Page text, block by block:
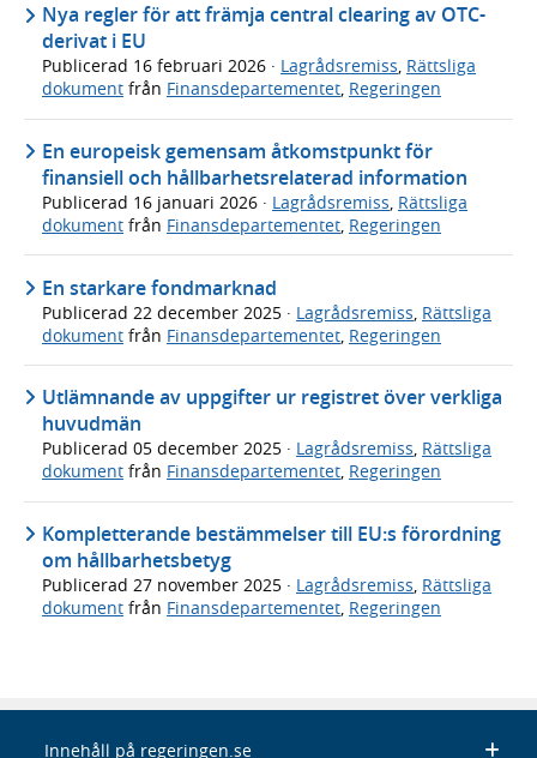
Nya regler för att främja central clearing av OTC-
derivat i EU
Publicerad 16 februari 2026 · Lagrådsremiss, Rättsliga
dokument från Finansdepartementet, Regeringen
En europeisk gemensam åtkomstpunkt för
finansiell och hållbarhetsrelaterad information
Publicerad 16 januari 2026 · Lagrådsremiss, Rättsliga
dokument från Finansdepartementet, Regeringen
En starkare fondmarknad
Publicerad 22 december 2025 · Lagrådsremiss Rättsliga
dokument från Finansdepartementet Regeringen
Utlämnande av uppgifter ur registret över verkliga
huvudmän
Publicerad 05 december 2025 · Lagrådsremiss, Rättsliga
dokument från Finansdepartementet, Regeringen
Kompletterande bestämmelser till EU:s förordning
om hållbarhetsbetyg
Publicerad 27 november 2025 · Lagrådsremiss, Rättsliga
dokument från Finansdepartementet, Regeringen
Innehåll på regeringen.se